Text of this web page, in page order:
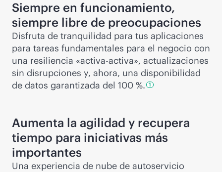
Siempre en funcionamiento,
siempre libre de preocupaciones
Disfruta de tranquilidad para tus aplicaciones
para tareas fundamentales para el negocio con
una resiliencia «activa-activa», actualizaciones
sin disrupciones y, ahora, una disponibilidad
de datos garantizada del 100 %. 1
Aumenta la agilidad y recupera
tiempo para iniciativas más
importantes
Una experiencia de nube de autoservicio